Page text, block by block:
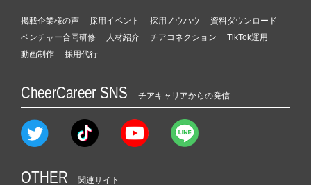
掲載企業様の声 採用イベント 採用ノウハウ
資料ダウンロード
ベンチャー合同研修
人材紹介 チアコネクション
TikTok運用
動画制作
採用代行
CheerCareer SNS チアキャリアからの発信
OTHER 関連サイト